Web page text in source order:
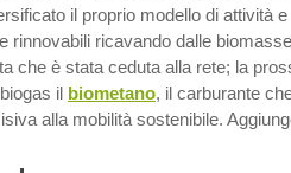
il proprio modello di attività
rinnovabili ricavando dalle
che è stata ceduta alla rete; la
il
biometano, il carburante
alla mobilità sostenibile.